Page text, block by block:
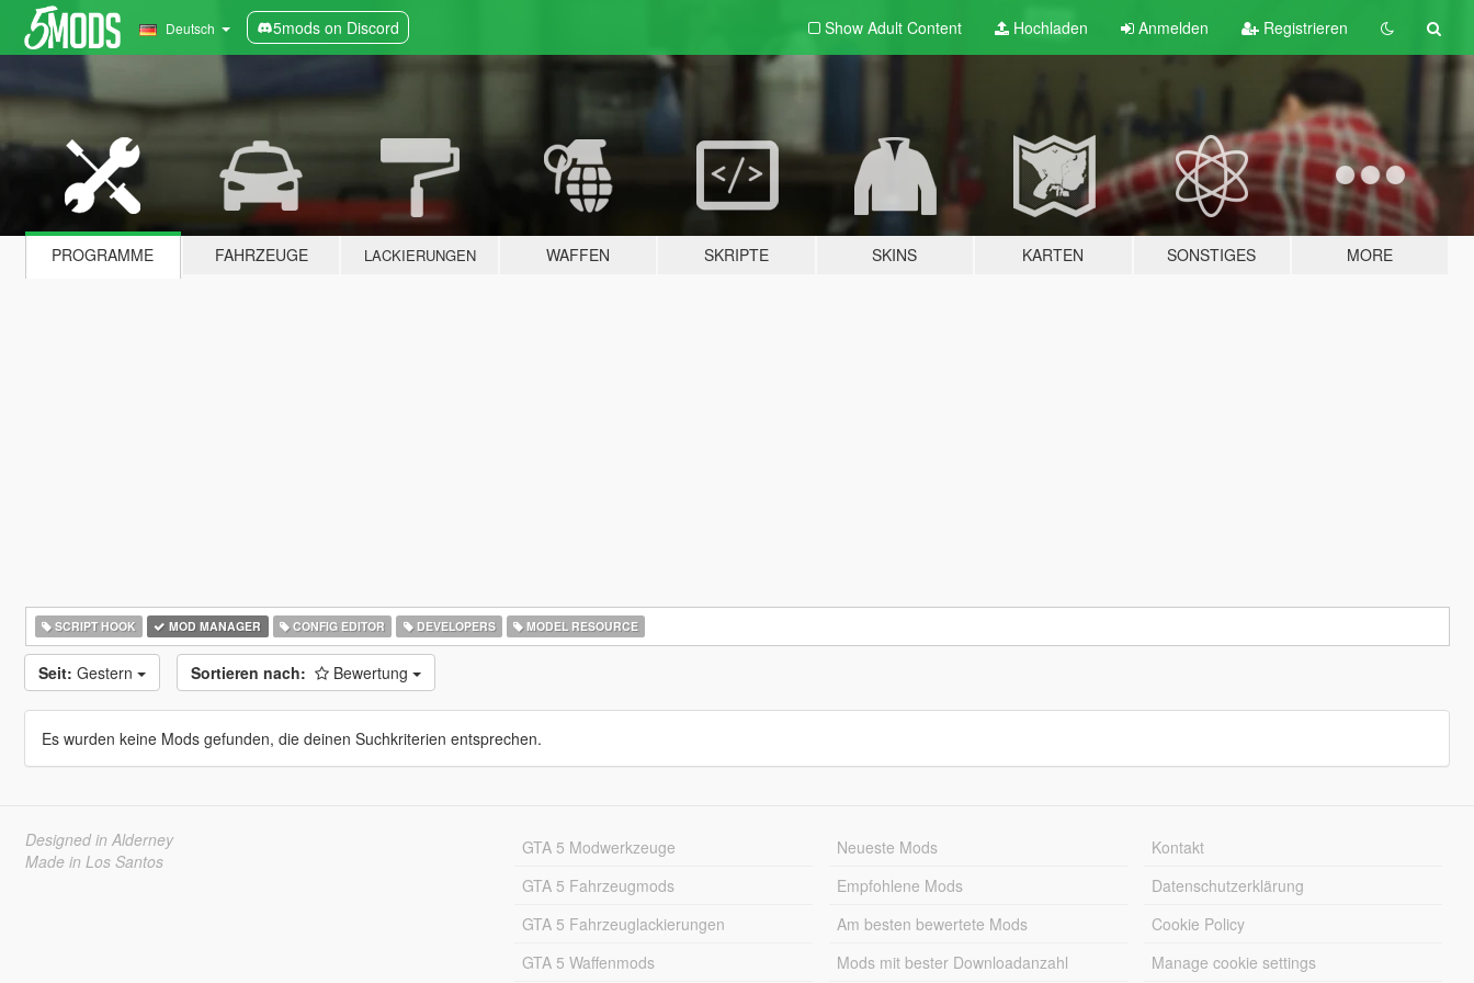
Deutsch 5mods on Discord Show Adult Content Hochladen Anmelden Registrieren
PROGRAMME FAHRZEUGE LACKIERUNGEN WAFFEN SKRIPTE SKINS KARTEN SONSTIGES MORE
SCRIPT HOOK MOD MANAGER CONFIG EDITOR DEVELOPERS MODEL RESOURCE
Seit: Gestern Sortieren nach: Bewertung
Es wurden keine Mods gefunden, die deinen Suchkriterien entsprechen.
Designed in Alderney
Made in Los Santos
GTA 5 Modwerkzeuge
GTA 5 Fahrzeugmods
GTA 5 Fahrzeuglackierungen
GTA 5 Waffenmods
Neueste Mods
Empfohlene Mods
Am besten bewertete Mods
Mods mit bester Downloadanzahl
Kontakt
Datenschutzerklärung
Cookie Policy
Manage cookie settings